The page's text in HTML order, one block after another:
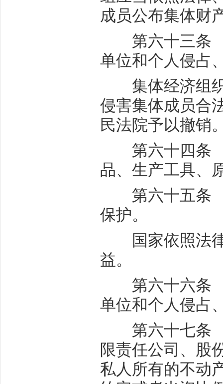
成员公布集体财
第六十三条
单位和个人侵占
集体经济组织
侵害集体成员合
民法院予以撤销
第六十四条
品、生产工具、
第六十五条
保护。
国家依照法律
益。
第六十六条
单位和个人侵占
第六十七条
限责任公司、股
私人所有的不动